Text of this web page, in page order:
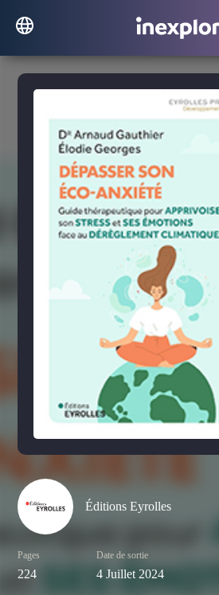
Éditions Eyrolles
Pages
224
Date de sortie
4 Juillet 2024